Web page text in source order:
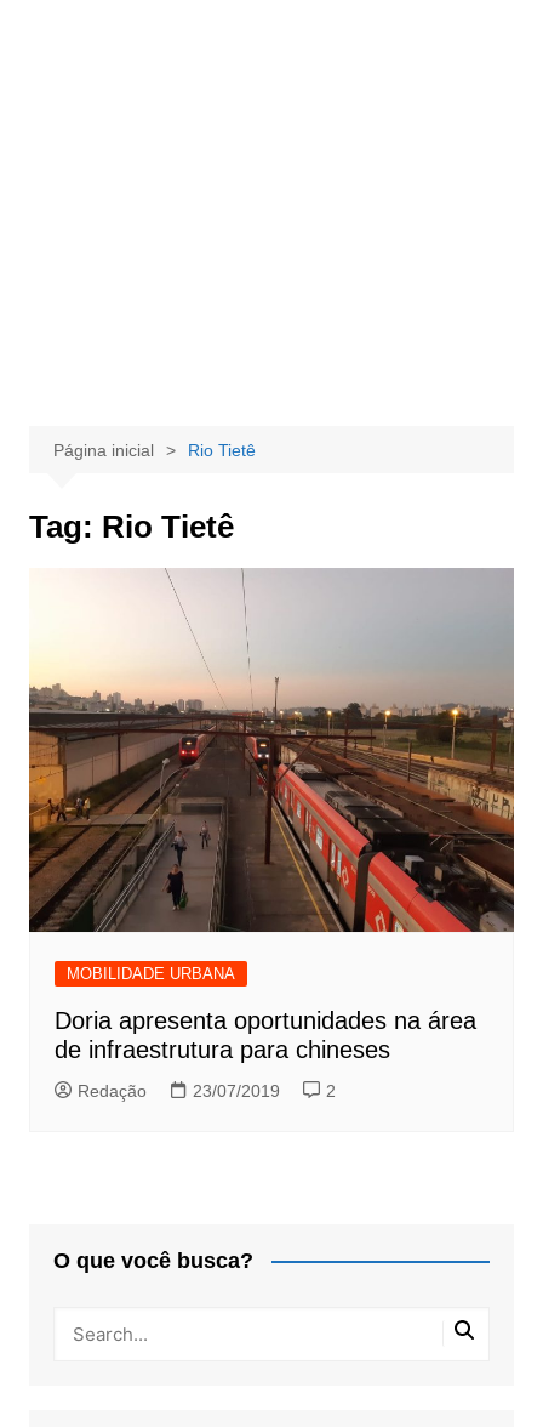
Página inicial Rio Tietê
Tag: Rio Tietê
MOBILIDADE URBANA
Doria apresenta oportunidades na área
de infraestrutura para chineses
Redação 23/07/2019 2
O que você busca?